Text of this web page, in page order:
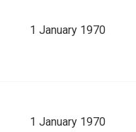
1 January 1970
1 January 1970